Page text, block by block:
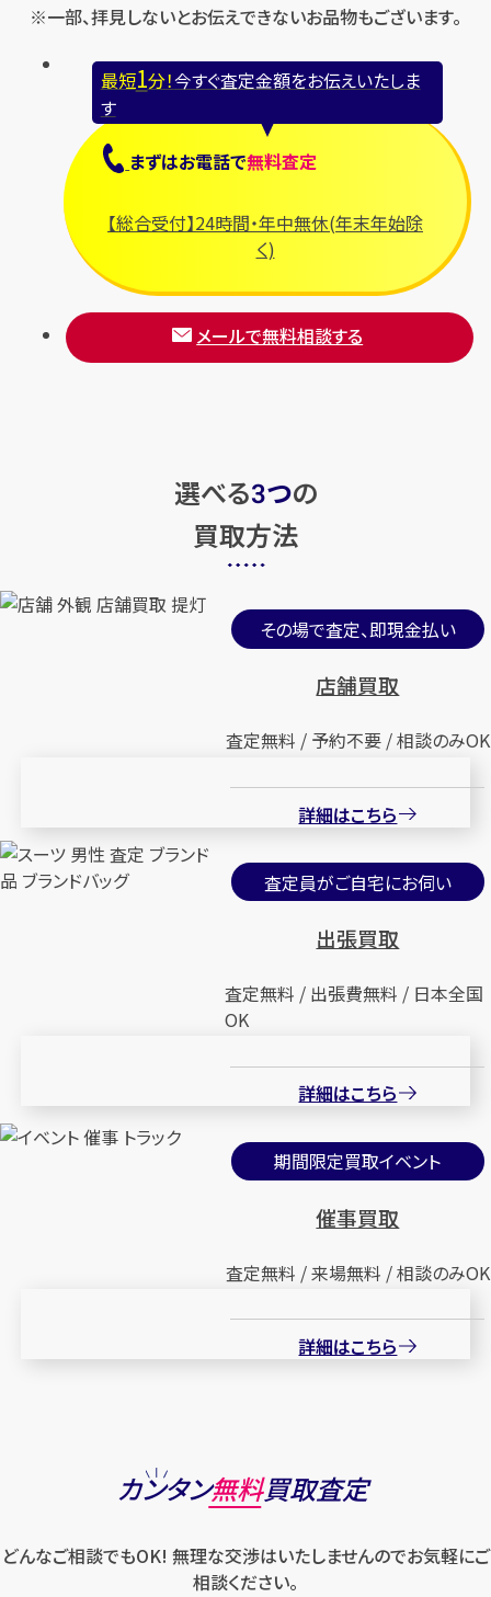
※一部、拝見しないとお伝えできないお品物もございます。
最短1分！今すぐ査定金額をお伝えいたしま
す
まずはお電話で無料査定
【総合受付】24時間・年中無休(年末年始除
く)
メールで無料相談する
選べる3つの
買取方法
その場で査定、即現金払い
店舗買取
査定無料 / 予約不要 / 相談のみOK
詳細はこちら
査定員がご自宅にお伺い
出張買取
査定無料 / 出張費無料 / 日本全国
OK
詳細はこちら
期間限定買取イベント
催事買取
査定無料 / 来場無料 / 相談のみOK
詳細はこちら
カンタン無料買取査定
どんなご相談でもOK! 無理な交渉はいたしませんのでお気軽にご
相談ください。